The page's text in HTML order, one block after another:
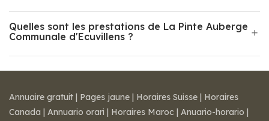
Quelles sont les prestations de La Pinte Auberge
Communale d'Ecuvillens ?
Annuaire gratuit | Pages jaune | Horaires Suisse | Horaires
Canada | Annuario orari | Horaires Maroc | Anuario-horario |